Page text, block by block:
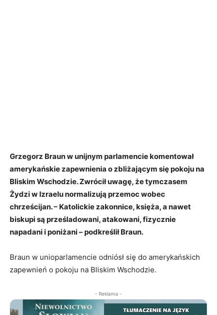
Grzegorz Braun w unijnym parlamencie komentował
amerykańskie zapewnienia o zbliżającym się pokoju na
Bliskim Wschodzie. Zwrócił uwagę, że tymczasem
Żydzi w Izraelu normalizują przemoc wobec
chrześcijan. – Katolickie zakonnice, księża, a nawet
biskupi są prześladowani, atakowani, fizycznie
napadani i poniżani – podkreślił Braun.
Braun w unioparlamencie odniósł się do amerykańskich
zapewnień o pokoju na Bliskim Wschodzie.
- Reklama -